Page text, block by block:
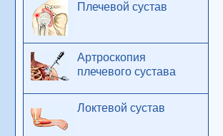
Плечевой сустав
Артроскопия
плечевого сустава
Локтевой сустав